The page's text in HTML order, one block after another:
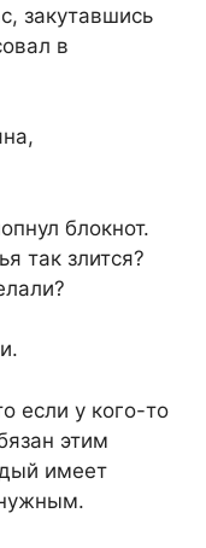
закутавшись
в
блокнот.
так злится?
если у кого-то
этим
имеет